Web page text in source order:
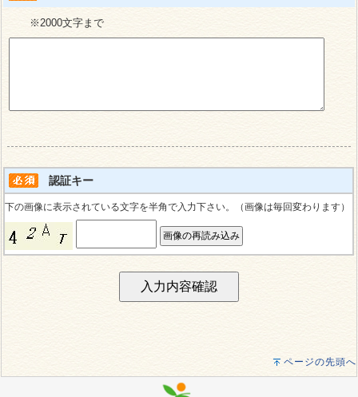
※2000文字まで
認証キー
下の画像に表示されている文字を半角で入力下さい。（画像は毎回変わります）
ページの先頭へ